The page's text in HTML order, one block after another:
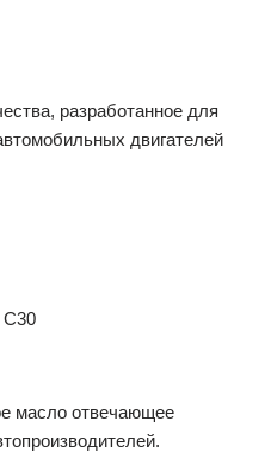
разработанное для
двигателей
C30
масло отвечающее